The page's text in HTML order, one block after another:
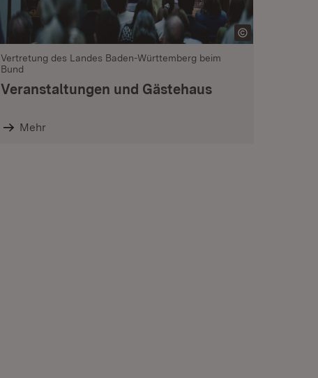
Vertretung des Landes Baden-Württemberg beim
Bund
Veranstaltungen und Gästehaus
Mehr